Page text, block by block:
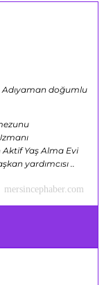
Adıyaman doğumlu
Yaş Alma Evi
yardımcısı ..
mersincephaber.com